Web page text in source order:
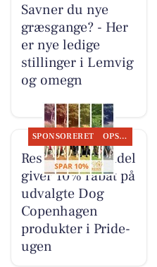
Savner du nye
græsgange? - Her
er nye ledige
stillinger i Lemvig
og omegn
SPONSORERET OPSLAGSTAVLEN
Resen Landhandel
giver 10% rabat på
udvalgte Dog
Copenhagen
produkter i Pride-
ugen